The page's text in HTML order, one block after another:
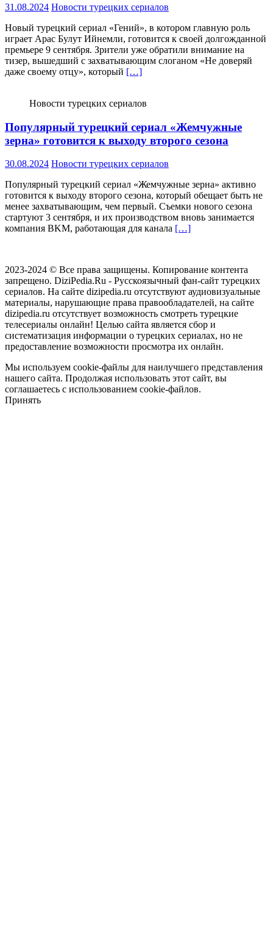
31.08.2024 Новости турецких сериалов
Новый турецкий сериал «Гений», в котором главную роль
играет Арас Булут Ийнемли, готовится к своей долгожданной
премьере 9 сентября. Зрители уже обратили внимание на
тизер, вышедший с захватывающим слоганом «Не доверяй
даже своему отцу», который […]
Новости турецких сериалов
Популярный турецкий сериал «Жемчужные
зерна» готовится к выходу второго сезона
30.08.2024 Новости турецких сериалов
Популярный турецкий сериал «Жемчужные зерна» активно
готовится к выходу второго сезона, который обещает быть не
менее захватывающим, чем первый. Съемки нового сезона
стартуют 3 сентября, и их производством вновь занимается
компания BKM, работающая для канала […]
2023-2024 © Все права защищены. Копирование контента
запрещено. DiziPedia.Ru - Русскоязычный фан-сайт турецких
сериалов. На сайте dizipedia.ru отсутствуют аудиовизуальные
материалы, нарушающие права правообладателей, на сайте
dizipedia.ru отсутствует возможность смотреть турецкие
телесериалы онлайн! Целью сайта является сбор и
систематизация информации о турецких сериалах, но не
предоставление возможности просмотра их онлайн.
Мы используем cookie-файлы для наилучшего представления
нашего сайта. Продолжая использовать этот сайт, вы
соглашаетесь с использованием cookie-файлов.
Принять